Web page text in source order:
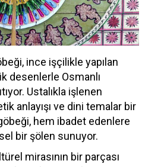
ince işçilikle yapılan
desenlerle Osmanlı
Ustalıkla işlenen
anlayışı ve dini temalar bir
hem ibadet edenlere
bir şölen sunuyor.
mirasının bir parçası